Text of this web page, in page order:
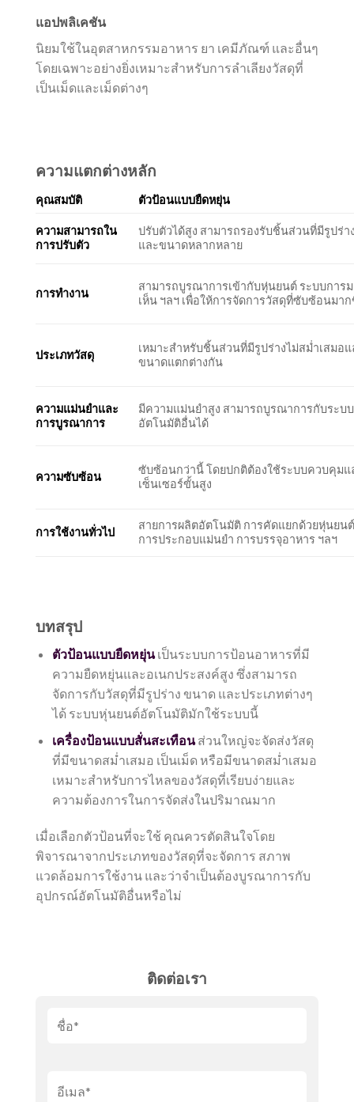
แอปพลิเคชัน
นิยมใช้ในอุตสาหกรรมอาหาร ยา เคมีภัณฑ์ และอื่นๆ
โดยเฉพาะอย่างยิ่งเหมาะสำหรับการลำเลียงวัสดุที่
เป็นเม็ดและเม็ดต่างๆ
ความแตกต่างหลัก
คุณสมบัติ ตัวป้อนแบบยืดหยุ่น
ความสามารถใน
การปรับตัว
ปรับตัวได้สูง สามารถรองรับชิ้นส่วนที่มีรูปร่า
และขนาดหลากหลาย
การทำงาน
สามารถบูรณาการเข้ากับหุ่นยนต์ ระบบการ
เห็น ฯลฯ เพื่อให้การจัดการวัสดุที่ซับซ้อนมา
ประเภทวัสดุ
เหมาะสำหรับชิ้นส่วนที่มีรูปร่างไม่สม่ำเสมอ
ขนาดแตกต่างกัน
ความแม่นยำและ
การบูรณาการ
มีความแม่นยำสูง สามารถบูรณาการกับระบบ
อัตโนมัติอื่นได้
ความซับซ้อน
ซับซ้อนกว่านี้ โดยปกติต้องใช้ระบบควบคุมแ
เซ็นเซอร์ขั้นสูง
การใช้งานทั่วไป
สายการผลิตอัตโนมัติ การคัดแยกด้วยหุ่นยน
การประกอบแม่นยำ การบรรจุอาหาร ฯลฯ
บทสรุป
ตัวป้อนแบบยืดหยุ่นเป็นระบบการป้อนอาหารที่มี
ความยืดหยุ่นและอเนกประสงค์สูง ซึ่งสามารถ
จัดการกับวัสดุที่มีรูปร่าง ขนาด และประเภทต่างๆ
ได้ ระบบหุ่นยนต์อัตโนมัติมักใช้ระบบนี้
เครื่องป้อนแบบสั่นสะเทือนส่วนใหญ่จะจัดส่งวัสดุ
ที่มีขนาดสม่ำเสมอ เป็นเม็ด หรือมีขนาดสม่ำเสมอ
เหมาะสำหรับการไหลของวัสดุที่เรียบง่ายและ
ความต้องการในการจัดส่งในปริมาณมาก
เมื่อเลือกตัวป้อนที่จะใช้ คุณควรตัดสินใจโดย
พิจารณาจากประเภทของวัสดุที่จะจัดการ สภาพ
แวดล้อมการใช้งาน และว่าจำเป็นต้องบูรณาการกับ
อุปกรณ์อัตโนมัติอื่นหรือไม่
ติดต่อเรา